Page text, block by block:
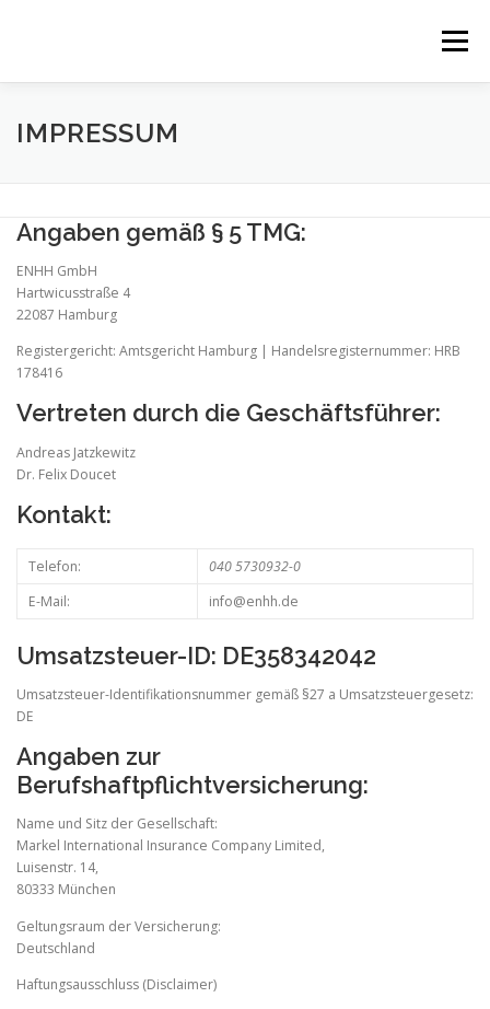
Menü
GRUNDLAGEN
IMPRESSUM
Angaben gemäß § 5 TMG:
ENHH GmbH
Hartwicusstraße 4
22087 Hamburg
Registergericht: Amtsgericht Hamburg | Handelsregisternummer: HRB
178416
Vertreten durch die Geschäftsführer:
Andreas Jatzkewitz
Dr. Felix Doucet
Kontakt:
Telefon:
040 5730932-0
E-Mail:
info@enhh.de
Umsatzsteuer-ID: DE358342042
Umsatzsteuer-Identifikationsnummer gemäß §27 a Umsatzsteuergesetz:
DE
Angaben zur
Berufshaftpflichtversicherung:
Name und Sitz der Gesellschaft:
Markel International Insurance Company Limited,
Luisenstr. 14,
80333 München
Geltungsraum der Versicherung:
Deutschland
Haftungsausschluss (Disclaimer)